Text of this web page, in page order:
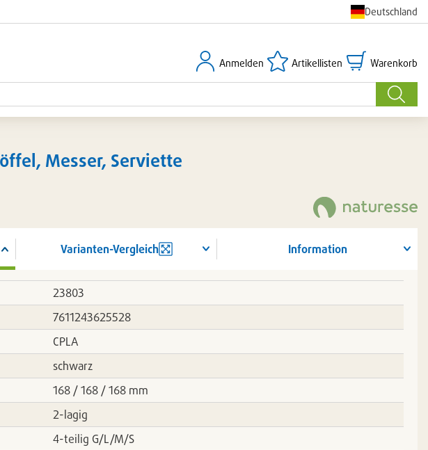
Deutschland
Suche
Anmelden
Anmelden Artikellisten
Artikellisten Warenkorb
Warenkorb
Messer, Serviette
Varianten-Vergleich Information
23803
7611243625528
CPLA
schwarz
168 / 168 / 168 mm
2-lagig
4-teilig G/L/M/S